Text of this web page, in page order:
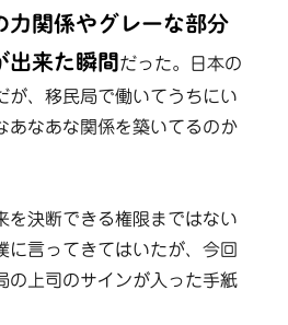
力関係やグレーな部分
出来た瞬間 だった。日本の
が、移民局で働いてうちにい
あなあな関係を築いてるのか
を決断できる権限まではない
に言ってきてはいたが、今回
の上司のサインが入った手紙